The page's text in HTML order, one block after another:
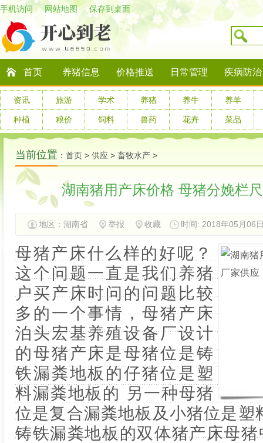
手机访问 网站地图 保存到桌面
首页 养猪信息 价格推送 日常管理 疾病防治
资讯 旅游 学术 养猪 养牛 养羊
种植 粮价 饲料 兽药 花卉 菜品
当前位置 ： 首页 > 供应 > 畜牧水产 >
湖南猪用产床价格 母猪分娩栏
地区： 湖南省 举报 收藏 时间: 2018年05月06
母猪产床什么样的好呢？
这个问题一直是我们养猪
户买产床时问的问题比较
多的一个事情，母猪产床
泊头宏基养殖设备厂设计
的母猪产床是母猪位是铸
铁漏粪地板的仔猪位是塑
料漏粪地板的 另一种母猪
位是复合漏粪地板及小猪位是塑
铸铁漏粪地板的双体猪产床母